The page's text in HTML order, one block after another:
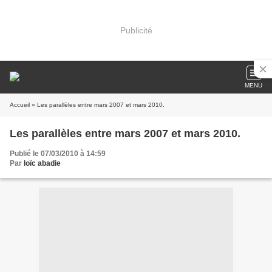
Publicité
MENU
Accueil » Les parallèles entre mars 2007 et mars 2010.
Les parallèles entre mars 2007 et mars 2010.
Publié le 07/03/2010 à 14:59
Par loïc abadie